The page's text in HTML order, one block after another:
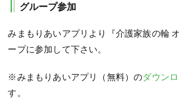
グループ参加
みまもりあいアプリより『介護家族の輪
ープに参加して下さい。
※みまもりあいアプリ（無料）のダウン
す。